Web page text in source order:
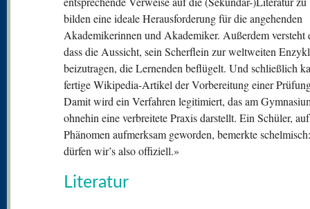
bilden eine ideale Herausforderung für die angehenden
Akademikerinnen und Akademiker. Außerdem versteht
dass die Aussicht, sein Scherflein zur weltweiten
beizutragen, die Lernenden beflügelt. Und schließlich
fertige Wikipedia-Artikel der Vorbereitung einer
Damit wird ein Verfahren legitimiert, das am
ohnehin eine verbreitete Praxis darstellt. Ein Schüler,
Phänomen aufmerksam geworden, bemerkte
dürfen wir’s also offiziell.»
Literatur